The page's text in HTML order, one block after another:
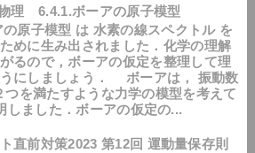
理 6.4.1.ボーアの原子模型
原子模型 は 水素の線スペクトル を
めに生み出されました．化学の理解
るので，ボーアの仮定を整理して理
にしましょう． ボーアは， 振動数
を満たすような力学の模型を考えて
しました．ボーアの仮定の...
直前対策2023 第12回 運動量保存則